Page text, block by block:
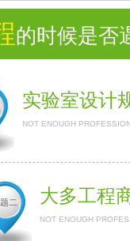
的时候是否遇
实验室设计
NOT ENOUGH
二 大多工程
NOT ENOUGH